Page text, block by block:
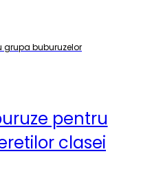
buburuzelor
pentru
clasei